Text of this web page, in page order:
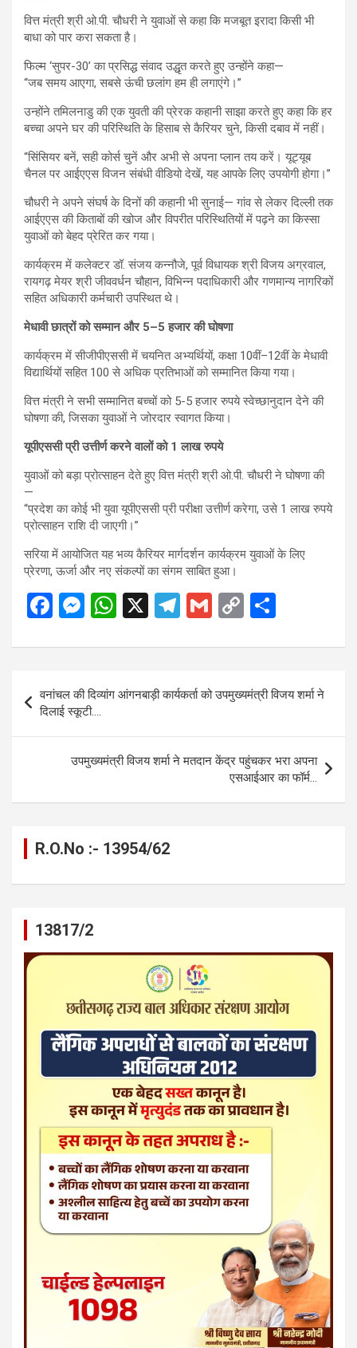
वित्त मंत्री श्री ओ.पी. चौधरी ने युवाओं से कहा कि मजबूत इरादा किसी भी
बाधा को पार करा सकता है।
फिल्म ‘सुपर-30’ का प्रसिद्ध संवाद उद्धृत करते हुए उन्होंने कहा—
“जब समय आएगा, सबसे ऊंची छलांग हम ही लगाएंगे।”
उन्होंने तमिलनाडु की एक युवती की प्रेरक कहानी साझा करते हुए कहा कि हर
बच्चा अपने घर की परिस्थिति के हिसाब से कैरियर चुने, किसी दबाव में नहीं।
“सिंसियर बनें, सही कोर्स चुनें और अभी से अपना प्लान तय करें। यूट्यूब
चैनल पर आईएएस विजन संबंधी वीडियो देखें, यह आपके लिए उपयोगी होगा।”
चौधरी ने अपने संघर्ष के दिनों की कहानी भी सुनाई— गांव से लेकर दिल्ली तक
आईएएस की किताबों की खोज और विपरीत परिस्थितियों में पढ़ने का किस्सा
युवाओं को बेहद प्रेरित कर गया।
कार्यक्रम में कलेक्टर डॉ. संजय कन्नौजे, पूर्व विधायक श्री विजय अग्रवाल,
रायगढ़ मेयर श्री जीववर्धन चौहान, विभिन्न पदाधिकारी और गणमान्य नागरिकों
सहित अधिकारी कर्मचारी उपस्थित थे।
मेधावी छात्रों को सम्मान और 5–5 हजार की घोषणा
कार्यक्रम में सीजीपीएससी में चयनित अभ्यर्थियों, कक्षा 10वीं–12वीं के मेधावी
विद्यार्थियों सहित 100 से अधिक प्रतिभाओं को सम्मानित किया गया।
वित्त मंत्री ने सभी सम्मानित बच्चों को 5-5 हजार रुपये स्वेच्छानुदान देने की
घोषणा की, जिसका युवाओं ने जोरदार स्वागत किया।
यूपीएससी प्री उत्तीर्ण करने वालों को 1 लाख रुपये
युवाओं को बड़ा प्रोत्साहन देते हुए वित्त मंत्री श्री ओ.पी. चौधरी ने घोषणा की
—
“प्रदेश का कोई भी युवा यूपीएससी प्री परीक्षा उत्तीर्ण करेगा, उसे 1 लाख रुपये
प्रोत्साहन राशि दी जाएगी।”
सरिया में आयोजित यह भव्य कैरियर मार्गदर्शन कार्यक्रम युवाओं के लिए
प्रेरणा, ऊर्जा और नए संकल्पों का संगम साबित हुआ।
F
ce
b
o
o
M
se
n
g
er
W
at
s
A
p
p
X
T
e
gr
a
m
G
ail
C
py
Li
n
k
ar
e
navigation
वनांचल की दिव्यांग आंगनबाड़ी कार्यकर्ता को उपमुख्यमंत्री विजय शर्मा ने
दिलाई स्कूटी….
उपमुख्यमंत्री विजय शर्मा ने मतदान केंद्र पहुंचकर भरा अपना
एसआईआर का फॉर्म…
R.O.No :- 13954/62
13817/2